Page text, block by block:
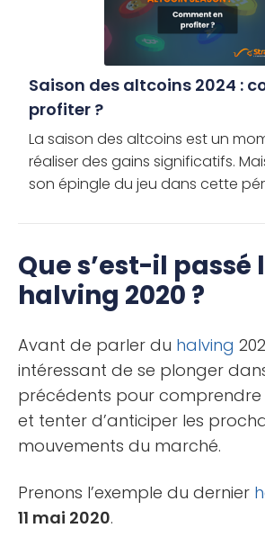
Saison des altcoins 2024 :
profiter ?
La saison des altcoins est un
réaliser des gains significatifs.
son épingle du jeu dans cette
Que s’est-il passé
halving 2020 ?
Avant de parler du halving
intéressant de se plonger
précédents pour comprendre
et tenter d’anticiper les
mouvements du marché.
Prenons l’exemple du dernier
11 mai 2020.